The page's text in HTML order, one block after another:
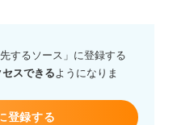
するソース」に登録する
スできるようになりま
登録する